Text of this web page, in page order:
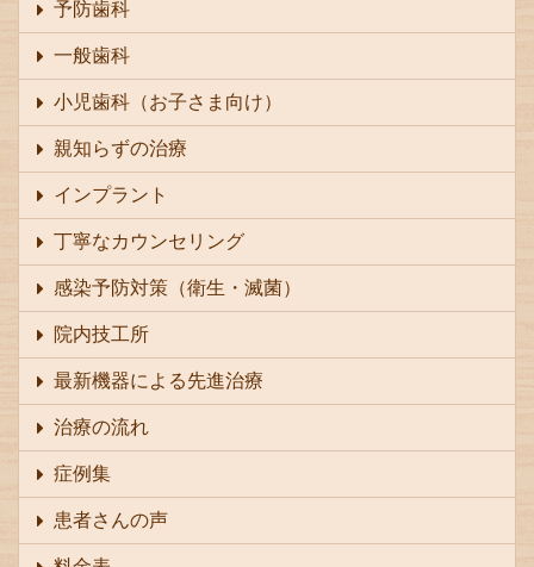
予防歯科
一般歯科
小児歯科（お子さま向け）
親知らずの治療
インプラント
丁寧なカウンセリング
感染予防対策（衛生・滅菌）
院内技工所
最新機器による先進治療
治療の流れ
症例集
患者さんの声